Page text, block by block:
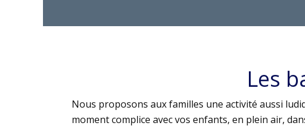
Les
Nous proposons aux familles une activité aussi
moment complice avec vos enfants, en plein air,